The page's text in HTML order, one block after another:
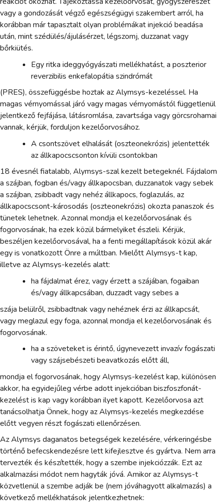
vagy a gondozását végző egészségügyi szakembert arról, ha
korábban már tapasztalt olyan problémákat injekció beadása
után, mint szédülés/ájulásérzet, légszomj, duzzanat vagy
bőrkiütés.
Egy ritka ideggyógyászati mellékhatást, a poszterior
reverzibilis enkefalopátia szindrómát
(PRES), összefüggésbe hoztak az Alymsys-kezeléssel. Ha
magas vérnyomással járó vagy magas vérnyomástól függetlenül
jelentkező fejfájása, látásromlása, zavartsága vagy görcsrohamai
vannak, kérjük, forduljon kezelőorvosához.
A csontszövet elhalását (oszteonekrózis) jelentették
az állkapocscsonton kívüli csontokban
18 évesnél fiatalabb, Alymsys-szal kezelt betegeknél. Fájdalom
a szájban, fogban és/vagy állkapocsban, duzzanatok vagy sebek
a szájban, zsibbadt vagy nehéz állkapocs, foglazulás, az
állkapocscsont-károsodás (oszteonekrózis) okozta panaszok és
tünetek lehetnek. Azonnal mondja el kezelőorvosának és
fogorvosának, ha ezek közül bármelyiket észleli. Kérjük,
beszéljen kezelőorvosával, ha a fenti megállapítások közül akár
egy is vonatkozott Önre a múltban. Mielőtt Alymsys-t kap,
illetve az Alymsys-kezelés alatt:
ha fájdalmat érez, vagy érzett a szájában, fogaiban
és/vagy állkapcsában, duzzadt vagy sebes a
szája belülről, zsibbadtnak vagy nehéznek érzi az állkapcsát,
vagy meglazul egy foga, azonnal mondja el kezelőorvosának és
fogorvosának.
ha a szöveteket is érintő, úgynevezett invazív fogászati
vagy szájsebészeti beavatkozás előtt áll,
mondja el fogorvosának, hogy Alymsys-kezelést kap, különösen
akkor, ha egyidejűleg vérbe adott injekcióban biszfoszfonát-
kezelést is kap vagy korábban ilyet kapott. Kezelőorvosa azt
tanácsolhatja Önnek, hogy az Alymsys-kezelés megkezdése
előtt vegyen részt fogászati ellenőrzésen.
Az Alymsys daganatos betegségek kezelésére, vérkeringésbe
történő befecskendezésre lett kifejlesztve és gyártva. Nem arra
tervezték és készítették, hogy a szembe injekciózzák. Ezt az
alkalmazási módot nem hagyták jóvá. Amikor az Alymsys-t
közvetlenül a szembe adják be (nem jóváhagyott alkalmazás) a
következő mellékhatások jelentkezhetnek: